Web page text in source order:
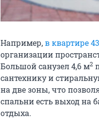
Например,в квартире
организации
Большой санузел 4,6 м2
сантехнику и
на две зоны, что
спальни есть выход на
отдыха.